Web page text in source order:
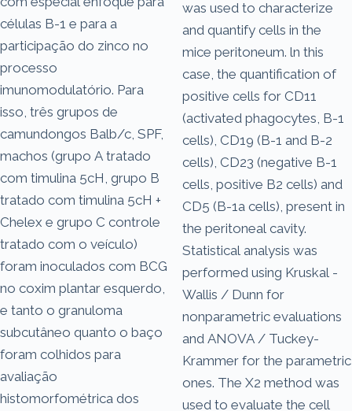
células B-1 e para a
participação do zinco no
processo
imunomodulatório. Para
isso, três grupos de
camundongos Balb/c, SPF,
machos (grupo A tratado
com timulina 5cH, grupo B
tratado com timulina 5cH +
Chelex e grupo C controle
tratado com o veículo)
foram inoculados com BCG
no coxim plantar esquerdo,
e tanto o granuloma
subcutâneo quanto o baço
foram colhidos para
avaliação
histomorfométrica dos
was used to characterize
and quantify cells in the
mice peritoneum. ln this
case, the quantification of
positive cells for CD11
(activated phagocytes, B-1
cells), CD19 (B-1 and B-2
cells), CD23 (negative B-1
cells, positive B2 cells) and
CD5 (B-1a cells), present in
the peritoneal cavity.
Statistical analysis was
performed using Kruskal -
Wallis / Dunn for
nonparametric evaluations
and ANOVA / Tuckey-
Krammer for the parametric
ones. The X2 method was
used to evaluate the cell